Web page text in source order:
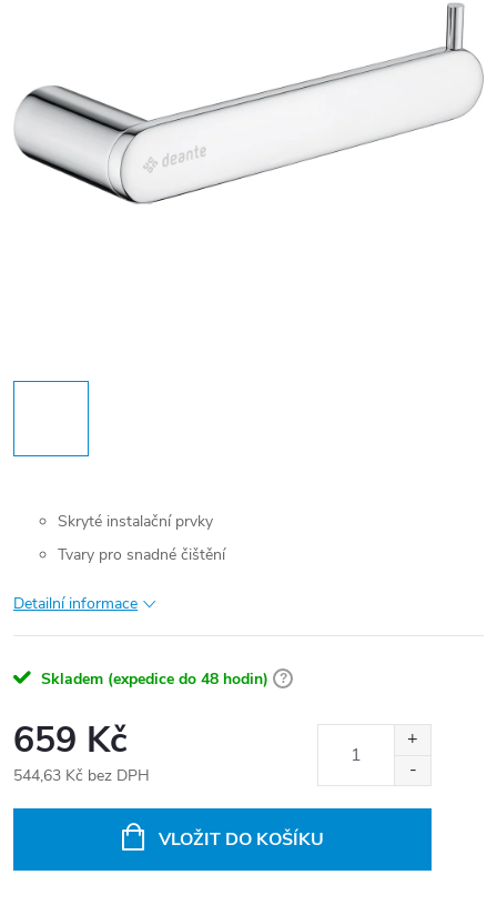
Skryté instalační prvky
Tvary pro snadné čištění
Detailní informace
Skladem (expedice do 48 hodin) ?
659 Kč
544,63 Kč bez DPH
VLOŽIT DO KOŠÍKU